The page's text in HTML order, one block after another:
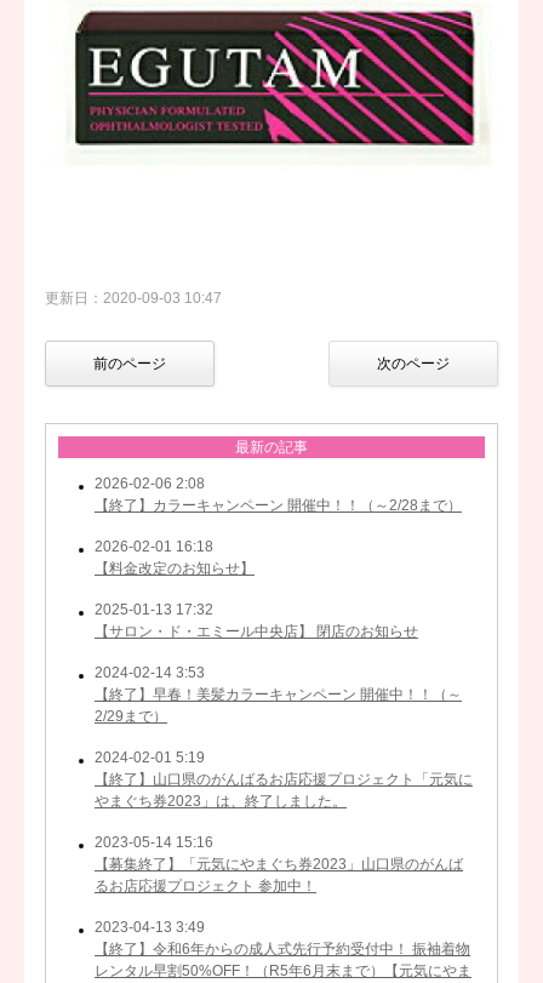
更新日：2020-09-03 10:47
前のページ 次のページ
最新の記事
2026-02-06 2:08
【終了】カラーキャンペーン 開催中！！（～2/28まで）
2026-02-01 16:18
【料金改定のお知らせ】
2025-01-13 17:32
【サロン・ド・エミール中央店】 閉店のお知らせ
2024-02-14 3:53
【終了】早春！美髪カラーキャンペーン 開催中！！（～
2/29まで）
2024-02-01 5:19
【終了】山口県のがんばるお店応援プロジェクト「元気に
やまぐち券2023」は、終了しました。
2023-05-14 15:16
【募集終了】「元気にやまぐち券2023」山口県のがんば
るお店応援プロジェクト 参加中！
2023-04-13 3:49
【終了】令和6年からの成人式先行予約受付中！ 振袖着物
レンタル早割50%OFF！（R5年6月末まで）【元気にやま